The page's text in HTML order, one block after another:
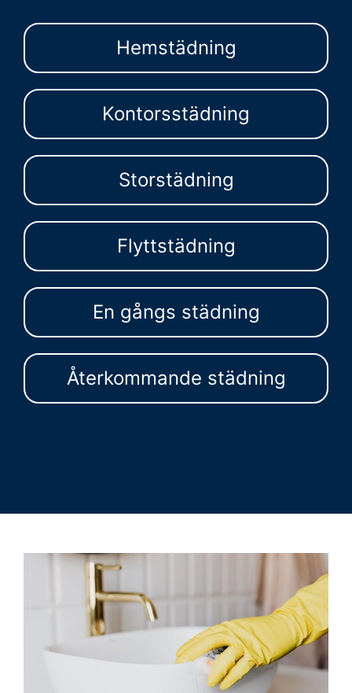
Hemstädning
Kontorsstädning
Storstädning
Flyttstädning
En gångs städning
Återkommande städning